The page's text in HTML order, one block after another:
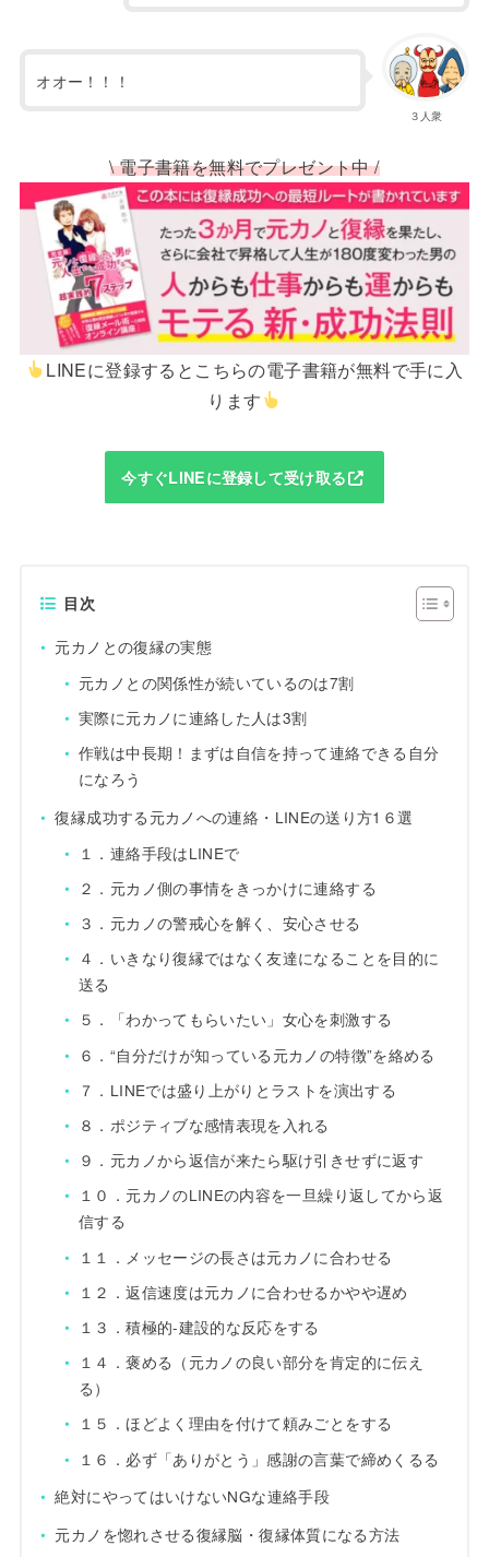
３人衆
オオー！！！
\ 電子書籍を無料でプレゼント中 /
LINEに登録するとこちらの電子書籍が無料で手に入
ります
今すぐLINEに登録して受け取る
目次
元カノとの復縁の実態
元カノとの関係性が続いているのは7割
実際に元カノに連絡した人は3割
作戦は中長期！まずは自信を持って連絡できる自分
になろう
復縁成功する元カノへの連絡・LINEの送り方1６選
１．連絡手段はLINEで
２．元カノ側の事情をきっかけに連絡する
３．元カノの警戒心を解く、安心させる
４．いきなり復縁ではなく友達になることを目的に
送る
５．「わかってもらいたい」女心を刺激する
６．“自分だけが知っている元カノの特徴”を絡める
７．LINEでは盛り上がりとラストを演出する
８．ポジティブな感情表現を入れる
９．元カノから返信が来たら駆け引きせずに返す
１０．元カノのLINEの内容を一旦繰り返してから返
信する
１１．メッセージの長さは元カノに合わせる
１２．返信速度は元カノに合わせるかやや遅め
１３．積極的-建設的な反応をする
１４．褒める（元カノの良い部分を肯定的に伝え
る）
１５．ほどよく理由を付けて頼みごとをする
１６．必ず「ありがとう」感謝の言葉で締めくるる
絶対にやってはいけないNGな連絡手段
元カノを惚れさせる復縁脳・復縁体質になる方法